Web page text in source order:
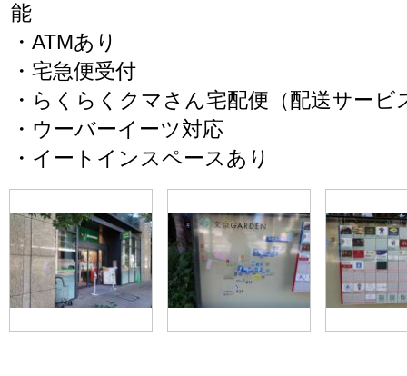
能
・ATMあり
・宅急便受付
・らくらくクマさん宅配便（配送サービ
・ウーバーイーツ対応
・イートインスペースあり